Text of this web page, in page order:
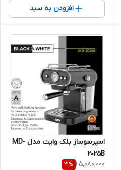
افزودن به سبد
اسپرسوساز بلک وایت مدل MD-
2025B
25,080,000
21%